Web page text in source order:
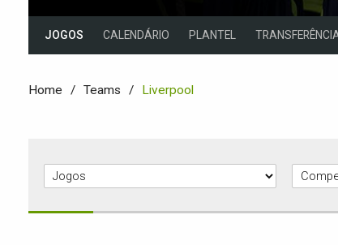
JOGOS CALENDÁRIO PLANTEL
Home Teams Liverpool